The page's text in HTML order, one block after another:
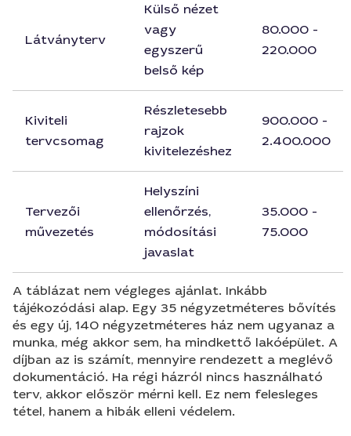
Látványterv
Külső nézet
vagy
egyszerű
belső kép
80.000 -
220.000
Kiviteli
tervcsomag
Részletesebb
rajzok
kivitelezéshez
900.000 -
2.400.000
Tervezői
művezetés
Helyszíni
ellenőrzés,
módosítási
javaslat
35.000 -
75.000
A táblázat nem végleges ajánlat. Inkább
tájékozódási alap. Egy 35 négyzetméteres bővítés
és egy új, 140 négyzetméteres ház nem ugyanaz a
munka, még akkor sem, ha mindkettő lakóépület. A
díjban az is számít, mennyire rendezett a meglévő
dokumentáció. Ha régi házról nincs használható
terv, akkor először mérni kell. Ez nem felesleges
tétel, hanem a hibák elleni védelem.